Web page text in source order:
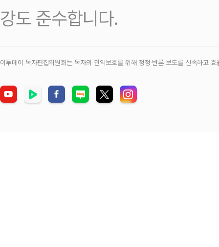
강도 준수합니다.
이투데이 독자편집위원회는 독자의 권익보호를 위해 정정‧반론 보도를 신속하고